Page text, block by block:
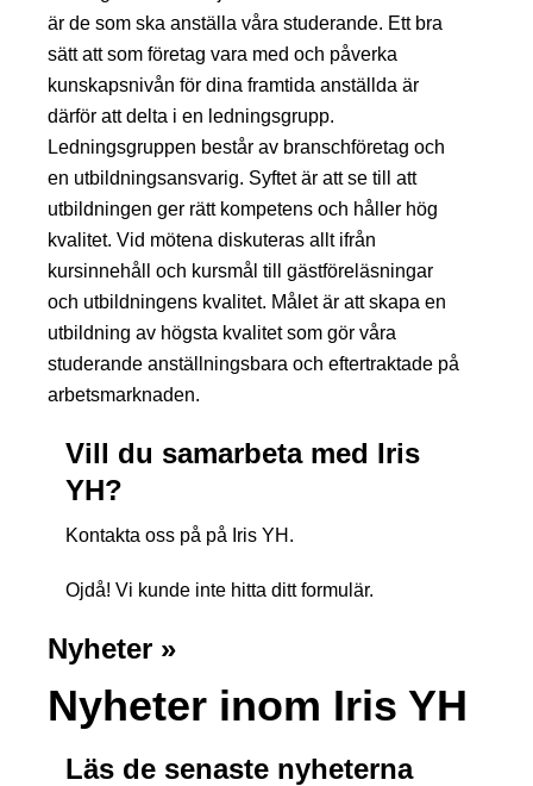
är de som ska anställa våra studerande. Ett bra
sätt att som företag vara med och påverka
kunskapsnivån för dina framtida anställda är
därför att delta i en ledningsgrupp.
Ledningsgruppen består av branschföretag och
en utbildningsansvarig. Syftet är att se till att
utbildningen ger rätt kompetens och håller hög
kvalitet. Vid mötena diskuteras allt ifrån
kursinnehåll och kursmål till gästföreläsningar
och utbildningens kvalitet. Målet är att skapa en
utbildning av högsta kvalitet som gör våra
studerande anställningsbara och eftertraktade på
arbetsmarknaden.
Vill du samarbeta med Iris
YH?
Kontakta oss på på Iris YH.
Ojdå! Vi kunde inte hitta ditt formulär.
Nyheter »
Nyheter inom Iris YH
Läs de senaste nyheterna